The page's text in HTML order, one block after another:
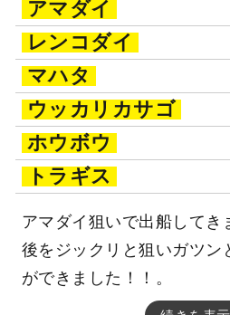
アマダイ
レンコダイ
マハタ
ウッカリカサゴ
ホウボウ
トラギス
アマダイ狙いで出船してき
後をジックリと狙いガツン
ができました！！。